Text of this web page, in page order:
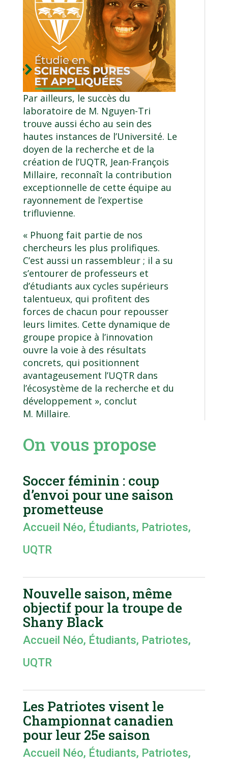
Par ailleurs, le succès du
laboratoire de M. Nguyen-Tri
trouve aussi écho au sein des
hautes instances de l’Université. Le
doyen de la recherche et de la
création de l’UQTR, Jean-François
Millaire, reconnaît la contribution
exceptionnelle de cette équipe au
rayonnement de l’expertise
trifluvienne.
« Phuong fait partie de nos
chercheurs les plus prolifiques.
C’est aussi un rassembleur ; il a su
s’entourer de professeurs et
d’étudiants aux cycles supérieurs
talentueux, qui profitent des
forces de chacun pour repousser
leurs limites. Cette dynamique de
groupe propice à l’innovation
ouvre la voie à des résultats
concrets, qui positionnent
avantageusement l’UQTR dans
l’écosystème de la recherche et du
développement », conclut
M. Millaire.
On vous propose
Soccer féminin : coup
d’envoi pour une saison
prometteuse
Accueil Néo, Étudiants, Patriotes,
UQTR
Nouvelle saison, même
objectif pour la troupe de
Shany Black
Accueil Néo, Étudiants, Patriotes,
UQTR
Les Patriotes visent le
Championnat canadien
pour leur 25e saison
Accueil Néo, Étudiants, Patriotes,